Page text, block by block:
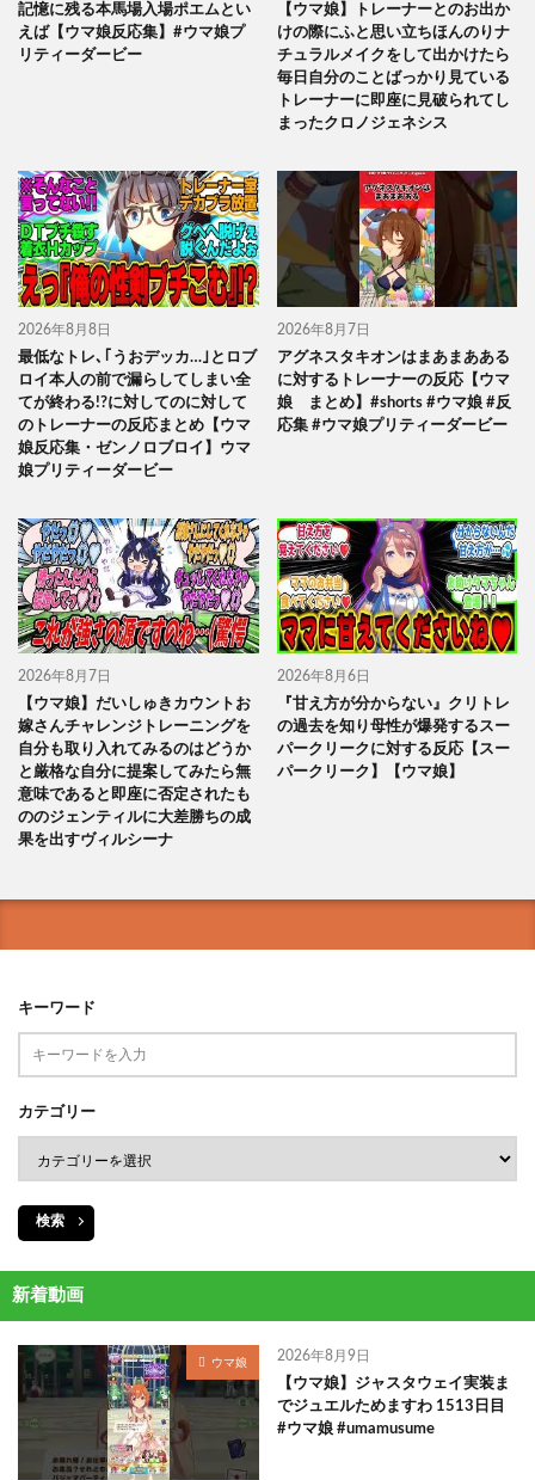
記憶に残る本馬場入場ポエムとい
えば【ウマ娘反応集】#ウマ娘プ
リティーダービー
【ウマ娘】トレーナーとのお出か
けの際にふと思い立ちほんのりナ
チュラルメイクをして出かけたら
毎日自分のことばっかり見ている
トレーナーに即座に見破られてし
まったクロノジェネシス
2026年8月8日
最低なトレ､｢うおデッカ…｣とロブ
ロイ本人の前で漏らしてしまい全
てが終わる!?に対してのに対して
のトレーナーの反応まとめ【ウマ
娘反応集・ゼンノロブロイ】ウマ
娘プリティーダービー
2026年8月7日
アグネスタキオンはまあまあある
に対するトレーナーの反応【ウマ
娘 まとめ】#shorts #ウマ娘 #反
応集 #ウマ娘プリティーダービー
2026年8月7日
【ウマ娘】だいしゅきカウントお
嫁さんチャレンジトレーニングを
自分も取り入れてみるのはどうか
と厳格な自分に提案してみたら無
意味であると即座に否定されたも
ののジェンティルに大差勝ちの成
果を出すヴィルシーナ
2026年8月6日
『甘え方が分からない』クリトレ
の過去を知り母性が爆発するスー
パークリークに対する反応【スー
パークリーク】【ウマ娘】
キーワード
カテゴリー
検索
新着動画
ウマ娘 2026年8月9日
【ウマ娘】ジャスタウェイ実装ま
でジュエルためますわ 1513日目
#ウマ娘 #umamusume